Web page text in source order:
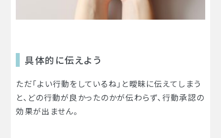
具体的に伝えよう
ただ「よい行動をしているね」と曖昧に伝えてしまう
と、どの行動が良かったのかが伝わらず、行動承認の
効果が出ません。